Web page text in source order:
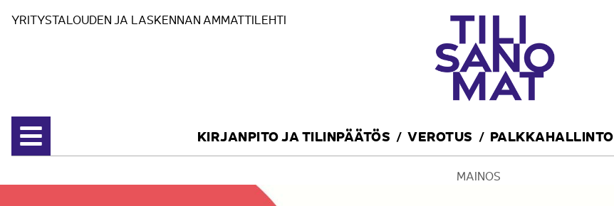
YRITYSTALOUDEN JA LASKENNAN AMMATTILEHTI
Avaa valikko
KIRJANPITO JA TILINPÄÄTÖS VEROTUS PALKKAHALLINTO
MAINOS